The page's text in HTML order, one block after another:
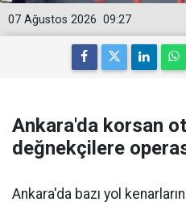
09:27
07 Ağustos 2026
Ankara'da korsan
değnekçilere
Ankara'da bazı yol